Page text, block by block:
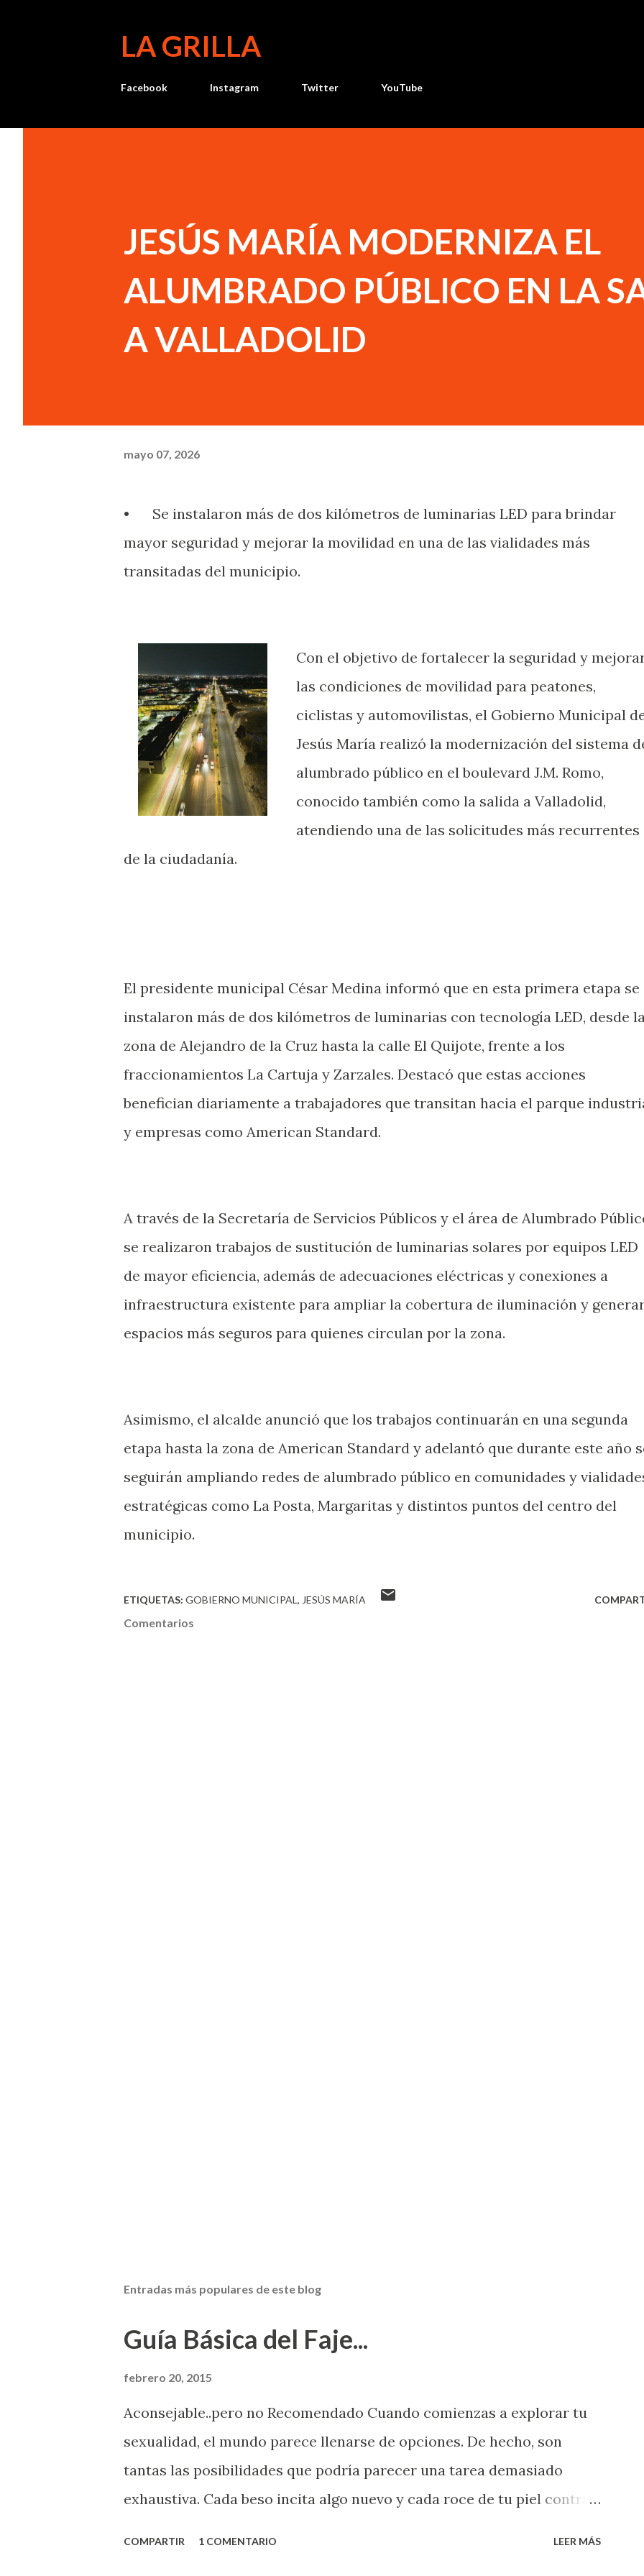
LA GRILLA
Facebook Instagram Twitter YouTube
JESÚS MARÍA MODERNIZA EL
ALUMBRADO PÚBLICO EN LA
A VALLADOLID
mayo 07, 2026
•
Se instalaron más de dos kilómetros de luminarias LED para brindar
mayor seguridad y mejorar la movilidad en una de las vialidades más
transitadas del municipio.
Con el objetivo de fortalecer la seguridad y
las condiciones de movilidad para peatones,
ciclistas y automovilistas, el Gobierno Municipal
Jesús María realizó la modernización del sistema
alumbrado público en el boulevard J.M. Romo,
conocido también como la salida a Valladolid,
atendiendo una de las solicitudes más recurrentes
de la ciudadanía.
El presidente municipal César Medina informó que en esta primera etapa se
instalaron más de dos kilómetros de luminarias con tecnología LED, desde
zona de Alejandro de la Cruz hasta la calle El Quijote, frente a los
fraccionamientos La Cartuja y Zarzales. Destacó que estas acciones
benefician diariamente a trabajadores que transitan hacia el parque
y empresas como American Standard.
A través de la Secretaría de Servicios Públicos y el área de Alumbrado
se realizaron trabajos de sustitución de luminarias solares por equipos LED
de mayor eficiencia, además de adecuaciones eléctricas y conexiones a
infraestructura existente para ampliar la cobertura de iluminación y
espacios más seguros para quienes circulan por la zona.
Asimismo, el alcalde anunció que los trabajos continuarán en una segunda
etapa hasta la zona de American Standard y adelantó que durante este año
seguirán ampliando redes de alumbrado público en comunidades y
estratégicas como La Posta, Margaritas y distintos puntos del centro del
municipio.
ETIQUETAS: GOBIERNO MUNICIPAL JESÚS MARÍA
Comentarios
Entradas más populares de este blog
Guía Básica del Faje...
febrero 20, 2015
Aconsejable..pero no Recomendado Cuando comienzas a explorar tu
sexualidad, el mundo parece llenarse de opciones. De hecho, son
tantas las posibilidades que podría parecer una tarea demasiado
exhaustiva. Cada beso incita algo nuevo y cada roce de tu piel contra
COMPARTIR 1 COMENTARIO LEER MÁS